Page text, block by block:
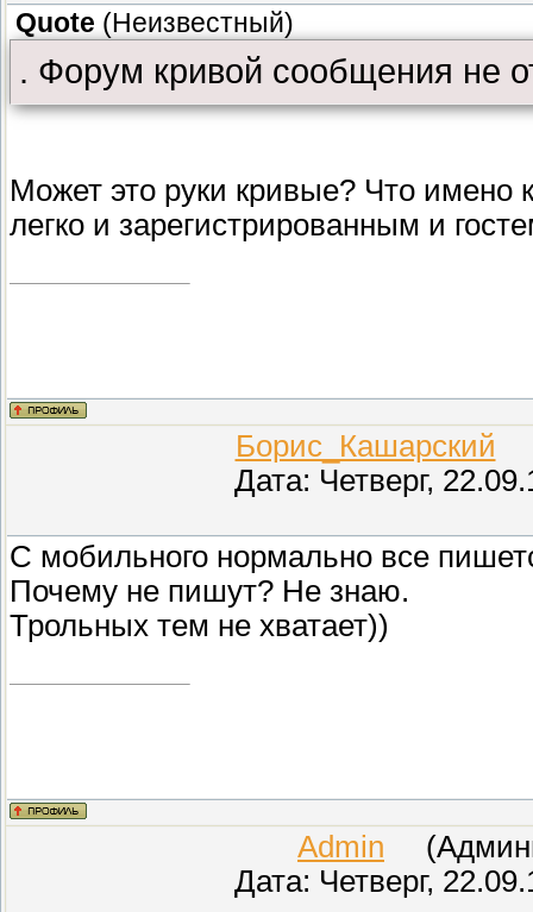
Quote (Неизвестный)
. Форум кривой сообщения не
Может это руки кривые? Что
легко и зарегистрированным и
Борис_Кашарский
Дата: Четверг,
С мобильного нормально все
Почему не пишут? Не знаю.
Трольных тем не хватает))
Admin
Дата: Четверг,